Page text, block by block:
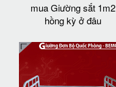
mua Giường sắt 1m2
hồng kỳ ở đâu